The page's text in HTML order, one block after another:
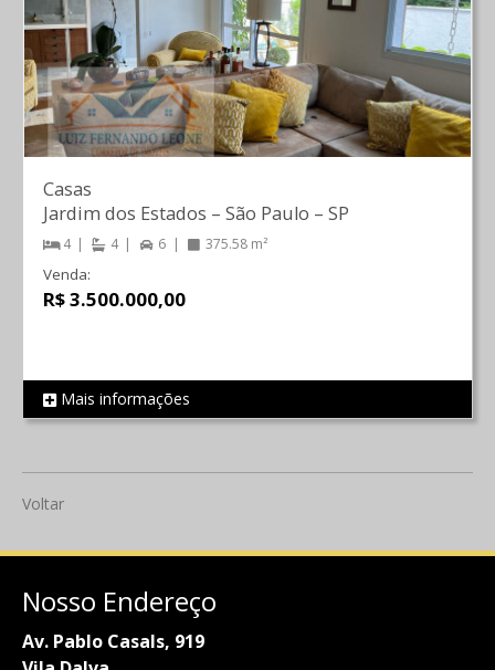
REF 621
Casas
Jardim dos Estados – São Paulo – SP
4 4 6 375.58 m²
Venda:
R$ 3.500.000,00
Mais informações
Voltar
Nosso Endereço
Av. Pablo Casals, 919